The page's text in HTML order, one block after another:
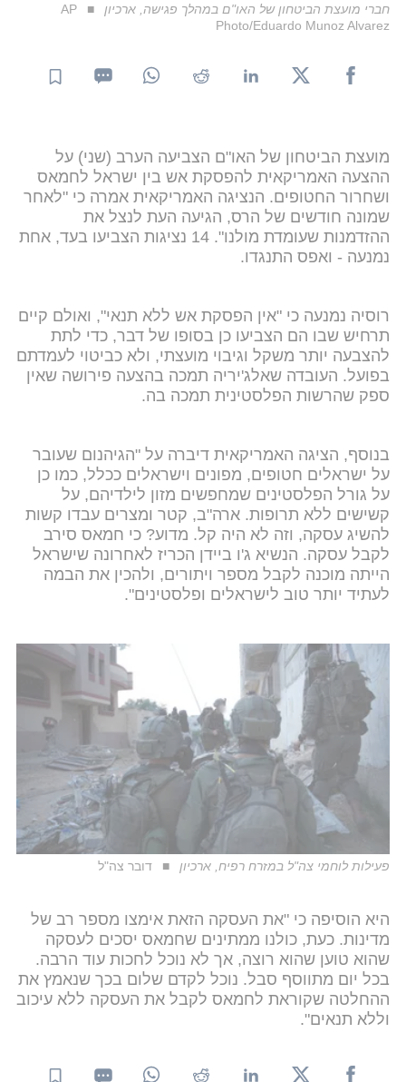
חברי מועצת הביטחון של האו"ם במהלך פגישה, ארכיון
AP
Photo/Eduardo Munoz Alvarez
מועצת הביטחון של האו"ם הצביעה הערב (שני) על
ההצעה האמריקאית להפסקת אש בין ישראל לחמאס
ושחרור החטופים. הנציגה האמריקאית אמרה כי "לאחר
שמונה חודשים של הרס, הגיעה העת לנצל את
ההזדמנות שעומדת מולנו". 14 נציגות הצביעו בעד, אחת
נמנעה - ואפס התנגדו.
רוסיה נמנעה כי "אין הפסקת אש ללא תנאי", ואולם קיים
תרחיש שבו הם הצביעו כן בסופו של דבר, כדי לתת
להצבעה יותר משקל וגיבוי מועצתי, ולא כביטוי לעמדתם
בפועל. העובדה שאלג'יריה תמכה בהצעה פירושה שאין
ספק שהרשות הפלסטינית תמכה בה.
בנוסף, הציגה האמריקאית דיברה על "הגיהנום שעובר
על ישראלים חטופים, מפונים וישראלים ככלל, כמו כן
על גורל הפלסטינים שמחפשים מזון לילדיהם, על
קשישים ללא תרופות. ארה"ב, קטר ומצרים עבדו קשות
להשיג עסקה, וזה לא היה קל. מדוע? כי חמאס סירב
לקבל עסקה. הנשיא ג'ו ביידן הכריז לאחרונה שישראל
הייתה מוכנה לקבל מספר ויתורים, ולהכין את הבמה
לעתיד יותר טוב לישראלים ופלסטינים".
פעילות לוחמי צה"ל במזרח רפיח, ארכיון דובר צה"ל
היא הוסיפה כי "את העסקה הזאת אימצו מספר רב של
מדינות. כעת, כולנו ממתינים שחמאס יסכים לעסקה
שהוא טוען שהוא רוצה, אך לא נוכל לחכות עוד הרבה.
בכל יום מתווסף סבל. נוכל לקדם שלום בכך שנאמץ את
ההחלטה שקוראת לחמאס לקבל את העסקה ללא עיכוב
וללא תנאים".